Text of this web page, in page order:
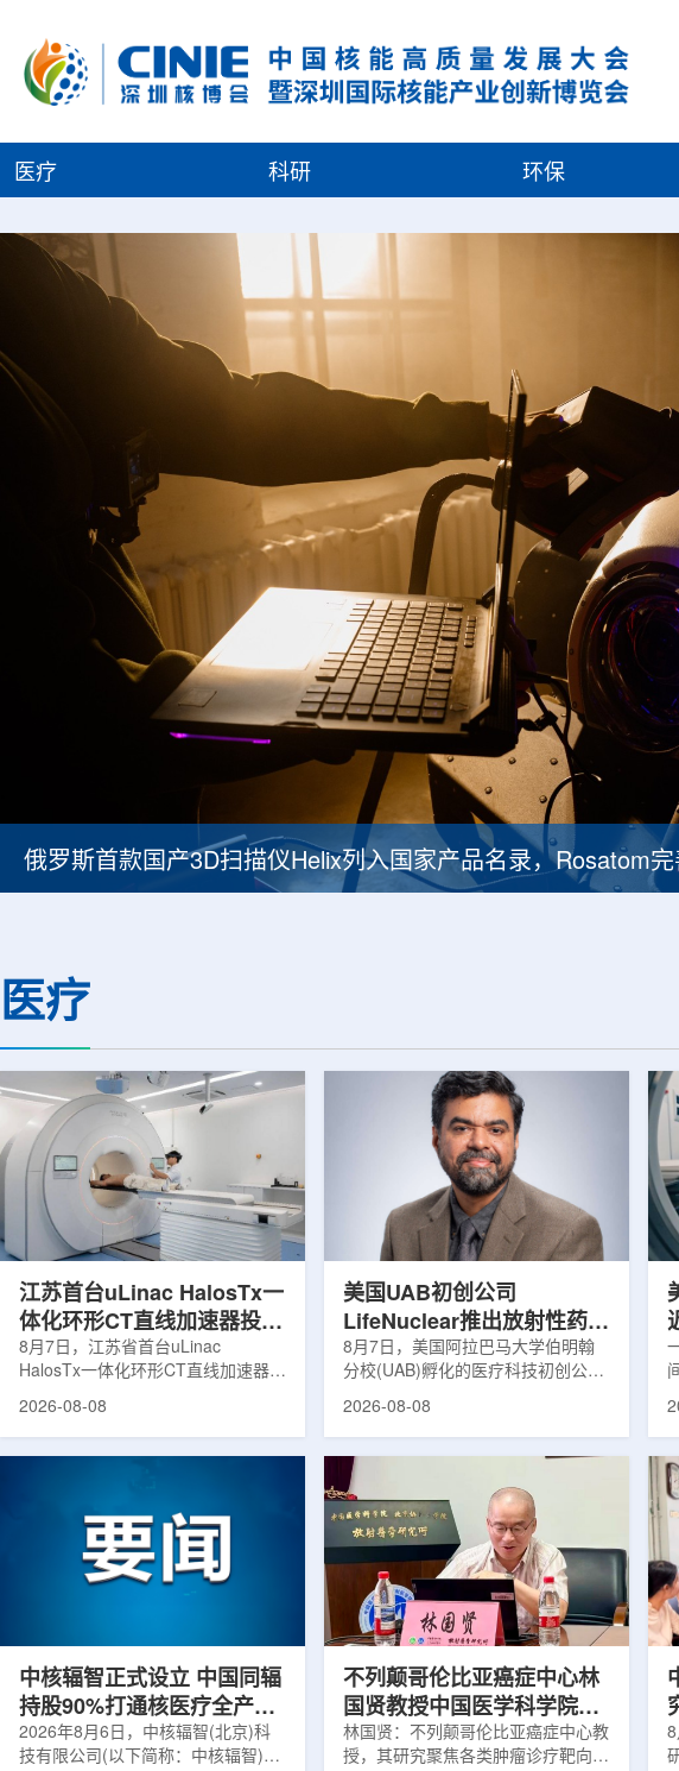
医疗 科研 环保
印度议会委员会强调铀矿项目提速紧迫性
医疗
江苏首台uLinac HalosTx一
体化环形CT直线加速器投入
临床
8月7日，江苏省首台uLinac
HalosTx一体化环形CT直线加速器在
南京医科大学第三附属医院(常州二
疗是肿瘤治疗的重要方式之一。传统
分体式放疗流程中，患者通常需要在
CT室与治疗室之间转运，治疗计划
也多依据此前采集的静态影像制定。
2026-08-08
美国UAB初创公司
LifeNuclear推出放射性药物
治疗安全指导平台
TheraGuide
8月7日，美国阿拉巴马大学伯明翰
分校(UAB)孵化的医疗科技初创公司
LifeNuclear宣布推出数字化平台
遵循辐射安全指导。放射性药物疗法
通过使用放射性药物靶向癌细胞，在
尽量减少周围健康组织损伤的同时发
挥治疗作用。随着该疗法应用范围扩
大，患者在治疗后通常需要阅读并执
行较为复杂的书面说明，这对部分患
者和护理人员而言存在理解和操作难
度。雷莫·乔治博士LifeNuclear由
2026-08-08
中核辐智正式设立 中国同辐
持股90%打通核医疗全产业
链
2026年8月6日，中核辐智(北京)科
技有限公司(以下简称：中核辐智)正
不列颠哥伦比亚癌症中心林
国贤教授中国医学科学院放
射医学研究所开展学术交流
林国贤：不列颠哥伦比亚癌症中心教
授，其研究聚焦各类肿瘤诊疗靶向放